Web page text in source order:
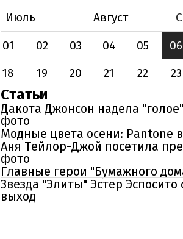
Июль
Август
01
02 03 04 05 06
18
19 20 21 22 23
Статьи
Дакота Джонсон надела
фото
Модные цвета осени: Pantone
Аня Тейлор-Джой посетила
фото
Главные герои "Бумажного
Звезда "Элиты" Эстер
выход